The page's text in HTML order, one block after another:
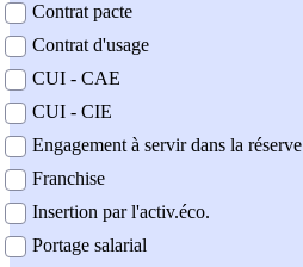
Contrat pacte
Contrat d'usage
CUI - CAE
CUI - CIE
Engagement à servir dans la réserve
Franchise
Insertion par l'activ.éco.
Portage salarial